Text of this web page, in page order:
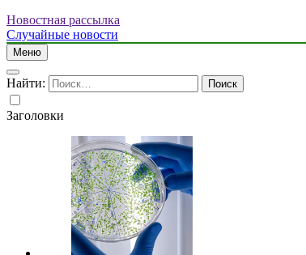
Новостная рассылка
Случайные новости
Меню
Найти:
Заголовки